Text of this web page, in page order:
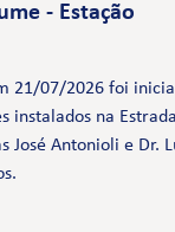
- Estação
21/07/2026 foi
instalados na
José Antonioli e Dr.